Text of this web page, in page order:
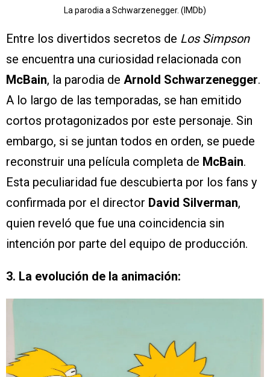
La parodia a Schwarzenegger. (IMDb)
Entre los divertidos secretos de Los Simpson
se encuentra una curiosidad relacionada con
McBain, la parodia de Arnold Schwarzenegger.
A lo largo de las temporadas, se han emitido
cortos protagonizados por este personaje. Sin
embargo, si se juntan todos en orden, se puede
reconstruir una película completa de McBain.
Esta peculiaridad fue descubierta por los fans y
confirmada por el director David Silverman,
quien reveló que fue una coincidencia sin
intención por parte del equipo de producción.
3. La evolución de la animación: